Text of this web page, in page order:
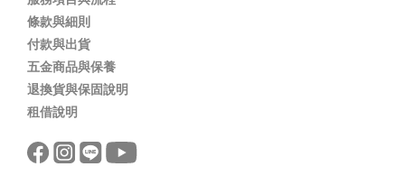
條款與細則
付款與出貨
五金商品與保養
退換貨與保固說明
租借說明